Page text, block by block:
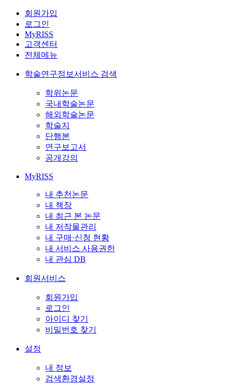
회원가입
로그인
MyRISS
고객센터
전체메뉴
학술연구정보서비스 검색
학위논문
국내학술논문
해외학술논문
학술지
단행본
연구보고서
공개강의
MyRISS
내 추천논문
내 책장
내 최근 본 논문
내 저작물관리
내 구매·신청 현황
내 서비스 사용권한
내 관심 DB
회원서비스
회원가입
로그인
아이디 찾기
비밀번호 찾기
설정
내 정보
검색환경설정